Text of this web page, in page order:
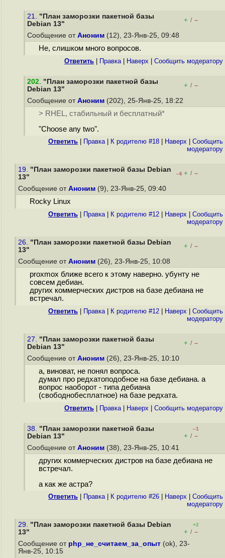
21. "План заморозки пакетной базы
Debian 13"
+ / –
Сообщение от Аноним (12), 23-Янв-25, 09:48
Не, слишком много вопросов.
Ответить Правка| Наверх Cообщить модератору
202. "План заморозки пакетной базы
Debian 13"
+ / –
Сообщение от Аноним (202), 25-Янв-25, 18:22
> RHEL, стабильный и бесплатный*
"Choose any two".
Ответить Правка| К родителю #18 Наверх
Cообщить
модератору
19. "План заморозки пакетной базы Debian
13"
–6 + / –
Сообщение от Аноним (9), 23-Янв-25, 09:40
Rocky Linux
Ответить Правка| К родителю #12 Наверх
Cообщить
модератору
26. "План заморозки пакетной базы Debian
13"
+ / –
Сообщение от Аноним (26), 23-Янв-25, 10:08
proxmox ближе всего к этому наверно. убунту не
совсем дебиан.
других коммерческих дистров на базе дебиана не
встречал.
Ответить Правка| К родителю #12 Наверх
Cообщить
модератору
27. "План заморозки пакетной базы
Debian 13"
+ / –
Сообщение от Аноним (26), 23-Янв-25, 10:10
а, виноват, не понял вопроса.
думал про редхатоподобное на базе дебиана. а
вопрос наоборот - типа дебиана
(свободнобесплатное) на базе редхата.
Ответить Правка| Наверх Cообщить модератору
38. "План заморозки пакетной базы
Debian 13"
–1
+ / –
Сообщение от Аноним (38), 23-Янв-25, 10:41
других коммерческих дистров на базе дебиана не
встречал.
а как же астра?
Ответить Правка| К родителю #26 Наверх
Cообщить
модератору
29. "План заморозки пакетной базы Debian
13"
+2
+ / –
Сообщение от php_не_считаем_за_опыт (ok), 23-
Янв-25, 10:15